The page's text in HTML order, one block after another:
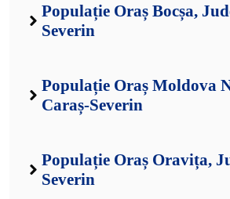
Populație Oraș Bocșa,
Severin
Populație Oraș Moldova
Caraș-Severin
Populație Oraș Oravița,
Severin